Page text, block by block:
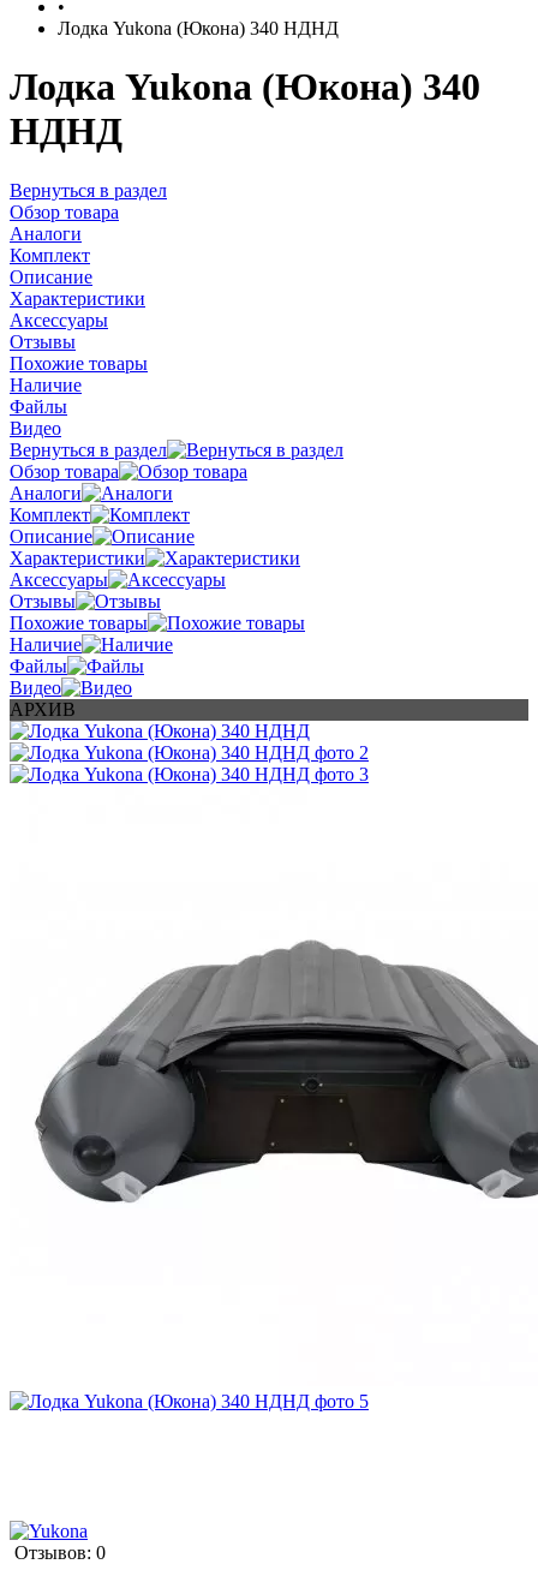
•
Лодка Yukona (Юкона) 340 НДНД
Лодка Yukona (Юкона) 340
НДНД
Вернуться в раздел
Обзор товара
Аналоги
Комплект
Описание
Характеристики
Аксессуары
Отзывы
Похожие товары
Наличие
Файлы
Видео
Вернуться в раздел
Обзор товара
Аналоги
Комплект
Описание
Характеристики
Аксессуары
Отзывы
Похожие товары
Наличие
Файлы
Видео
АРХИВ
Отзывов: 0